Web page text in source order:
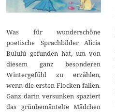
Was für wunderschöne
poetische Sprachbilder Alicia
Bululú gefunden hat, um von
diesem ganz besonderen
Wintergefühl zu erzählen,
wenn die ersten Flocken fallen.
Ganz darin versunken spaziert
das grünbemäntelte Mädchen